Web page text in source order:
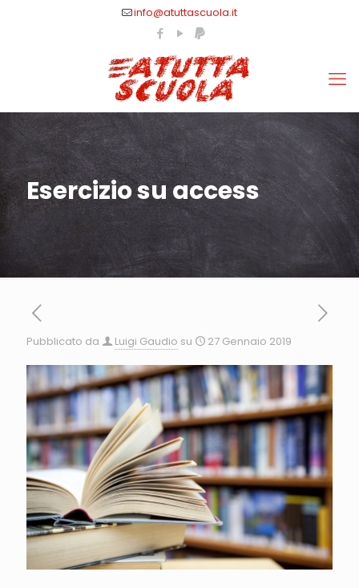
info@atuttascuola.it
Esercizio su access
Pubblicato da Luigi Gaudio su 27 Gennaio 2019